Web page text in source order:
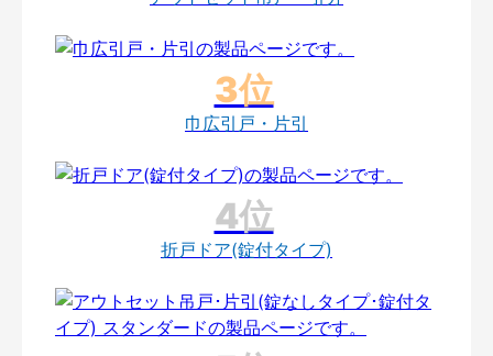
巾広引戸・片引
折戸ドア(錠付タイプ)